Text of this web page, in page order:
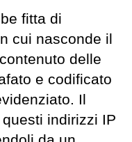
fitta di
cui nasconde il
delle
e codificato
Il
indirizzi IP